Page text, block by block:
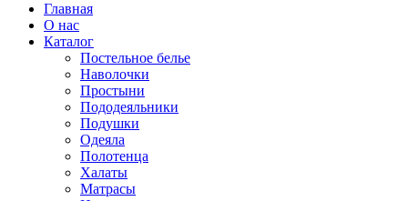
Главная
О нас
Каталог
Постельное белье
Наволочки
Простыни
Пододеяльники
Подушки
Одеяла
Полотенца
Халаты
Матрасы